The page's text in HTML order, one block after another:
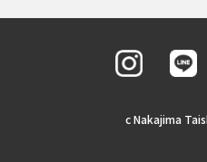
c Nakajima